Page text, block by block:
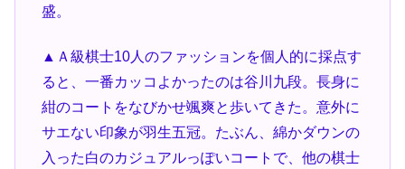
盛。
▲Ａ級棋士10人のファッションを個人的に採点す
ると、一番カッコよかったのは谷川九段。長身に
紺のコートをなびかせ颯爽と歩いてきた。意外に
サエない印象が羽生五冠。たぶん、綿かダウンの
入った白のカジュアルっぽいコートで、他の棋士